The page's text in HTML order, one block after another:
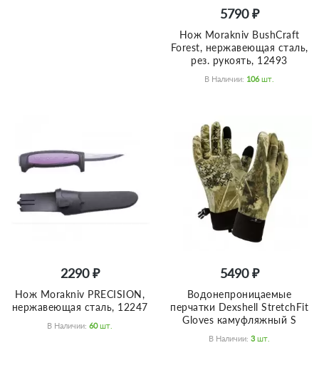
5790 ₽
Нож Morakniv BushCraft
Forest, нержавеющая сталь,
рез. рукоять, 12493
В Наличии: 106 Шт.
2290 ₽
Нож Morakniv PRECISION,
нержавеющая сталь, 12247
В Наличии: 60 Шт.
5490 ₽
Водонепроницаемые
перчатки Dexshell StretchFit
Gloves камуфляжный S
В Наличии: 3 Шт.